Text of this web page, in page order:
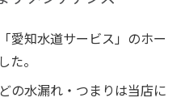
愛知水道サービス」のホー
。
の水漏れ・つまりは当店に